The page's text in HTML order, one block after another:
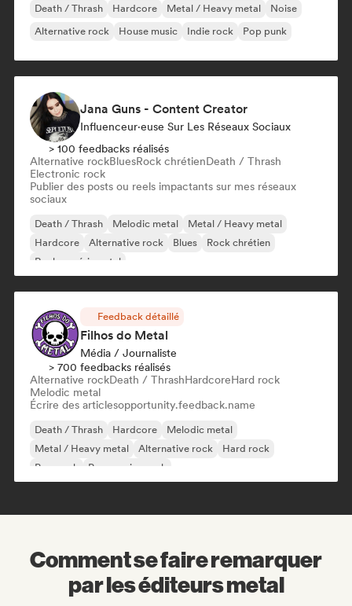
Death / Thrash Hardcore Metal / Heavy metal
Noise
Alternative rock
House music Indie rock Pop punk
Jana Guns - Content Creator
Influenceur·euse Sur Les Réseaux Sociaux
> 100 feedbacks réalisés
Alternative rockBluesRock chrétienDeath / Thrash
Electronic rock
Publier des posts ou reels impactants sur mes réseaux
sociaux
Death / Thrash Melodic metal
Metal / Heavy metal
Hardcore
Alternative rock Blues
Rock chrétien
Rock expérimental
Feedback détaillé
Filhos do Metal
Média / Journaliste
> 700 feedbacks réalisés
Alternative rockDeath / ThrashHardcoreHard rock
Melodic metal
Écrire des articlesopportunity.feedback.name
Death / Thrash Hardcore
Melodic metal
Metal / Heavy metal
Alternative rock
Hard rock
Pop punk
Progressive rock
Comment se faire remarquer
par les éditeurs metal